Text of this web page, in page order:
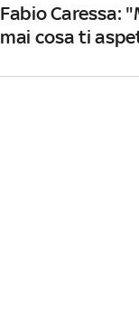
Fabio Caressa:
mai cosa ti